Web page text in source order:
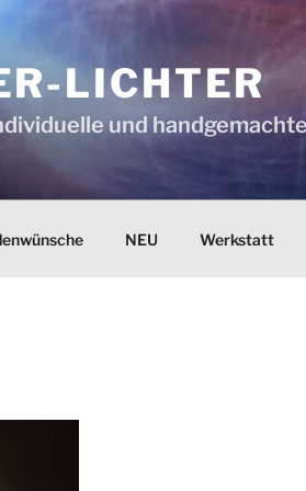
LICHTER
und
NEU Werkstatt